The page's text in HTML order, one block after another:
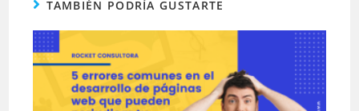
TAMBIÉN PODRÍA GUSTARTE